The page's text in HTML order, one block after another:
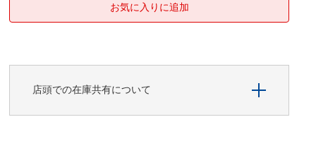
店頭での在庫共有について